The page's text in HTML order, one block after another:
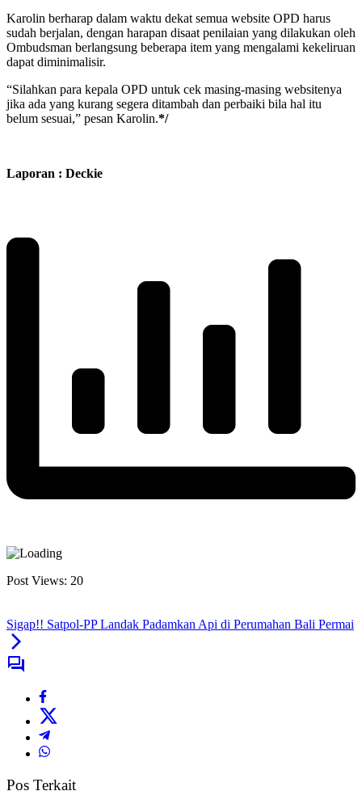
Karolin berharap dalam waktu dekat semua website OPD harus
sudah berjalan, dengan harapan disaat penilaian yang dilakukan oleh
Ombudsman berlangsung beberapa item yang mengalami kekeliruan
dapat diminimalisir.
“Silahkan para kepala OPD untuk cek masing-masing websitenya
jika ada yang kurang segera ditambah dan perbaiki bila hal itu
belum sesuai,” pesan Karolin.*/
Laporan : Deckie
Post Views: 20
Sigap!! Satpol-PP Landak Padamkan Api di Perumahan Bali Permai
Pos Terkait